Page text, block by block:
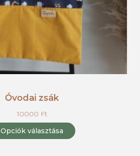
Óvodai zsák
10000 Ft
Opciók választása